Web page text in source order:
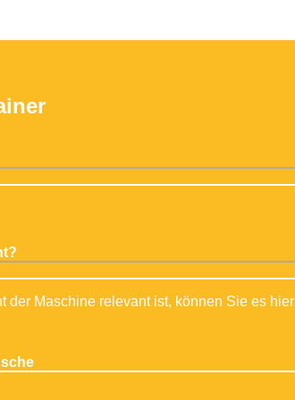
der Maschine relevant ist, können Sie es hier